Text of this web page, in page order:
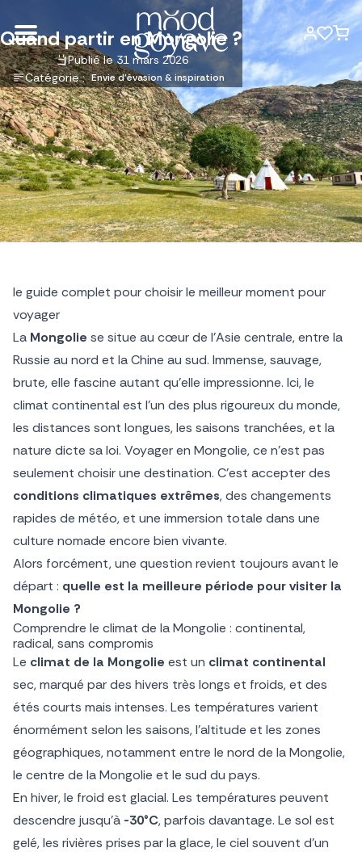
Quand partir en Mongolie ?
Publié le 31 mars 2026
Catégorie : Envie d'évasion & inspiration
le guide complet pour choisir le meilleur moment pour
voyager
La Mongolie se situe au cœur de l’Asie centrale, entre la
Russie au nord et la Chine au sud. Immense, sauvage,
brute, elle fascine autant qu’elle impressionne. Ici, le
climat continental est l’un des plus rigoureux du monde,
les distances sont longues, les saisons tranchées, et la
nature dicte sa loi. Voyager en Mongolie, ce n’est pas
seulement choisir une destination. C’est accepter des
conditions climatiques extrêmes, des changements
rapides de météo, et une immersion totale dans une
culture nomade encore bien vivante.
Alors forcément, une question revient toujours avant le
départ : quelle est la meilleure période pour visiter la
Mongolie ?
Comprendre le climat de la Mongolie : continental,
radical, sans compromis
Le climat de la Mongolie est un climat continental
sec, marqué par des hivers très longs et froids, et des
étés courts mais intenses. Les températures varient
énormément selon les saisons, l’altitude et les zones
géographiques, notamment entre le nord de la Mongolie,
le centre de la Mongolie et le sud du pays.
En hiver, le froid est glacial. Les températures peuvent
descendre jusqu’à -30°C, parfois davantage. Le sol est
gelé, les rivières prises par la glace, le ciel souvent d’un